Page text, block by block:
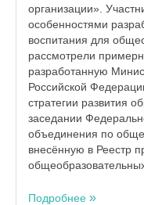
организации».
особенностями
воспитания для
рассмотрели
разработанную
Российской
стратегии развития
заседании
объединения по
внесённую в Реестр
Подробнее